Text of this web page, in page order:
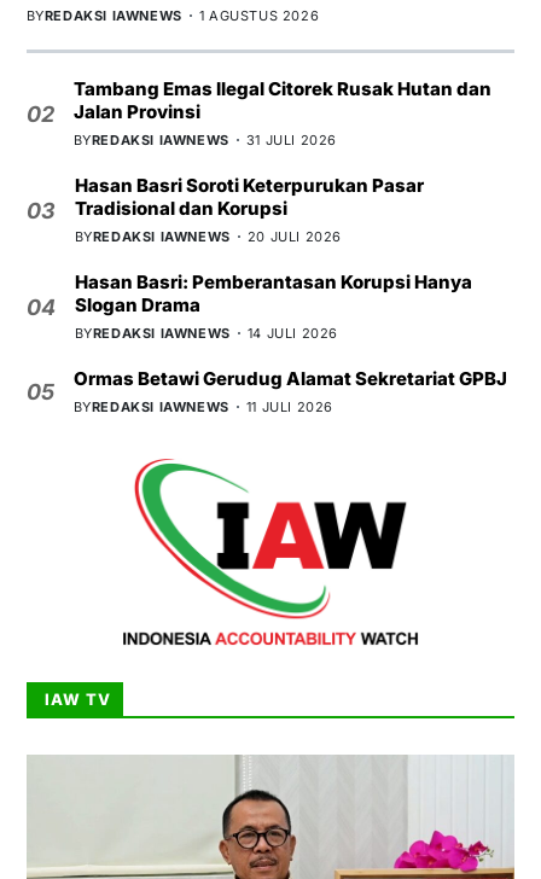
BYREDAKSI IAWNEWS 1 AGUSTUS 2026
02
Tambang Emas Ilegal Citorek Rusak Hutan dan
Jalan Provinsi
BYREDAKSI IAWNEWS 31 JULI 2026
03
Hasan Basri Soroti Keterpurukan Pasar
Tradisional dan Korupsi
BYREDAKSI IAWNEWS 20 JULI 2026
04
Hasan Basri: Pemberantasan Korupsi Hanya
Slogan Drama
BYREDAKSI IAWNEWS 14 JULI 2026
05
Ormas Betawi Gerudug Alamat Sekretariat GPBJ
BYREDAKSI IAWNEWS 11 JULI 2026
IAW TV